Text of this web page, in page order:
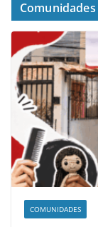
Comunidades
COMUNIDADES